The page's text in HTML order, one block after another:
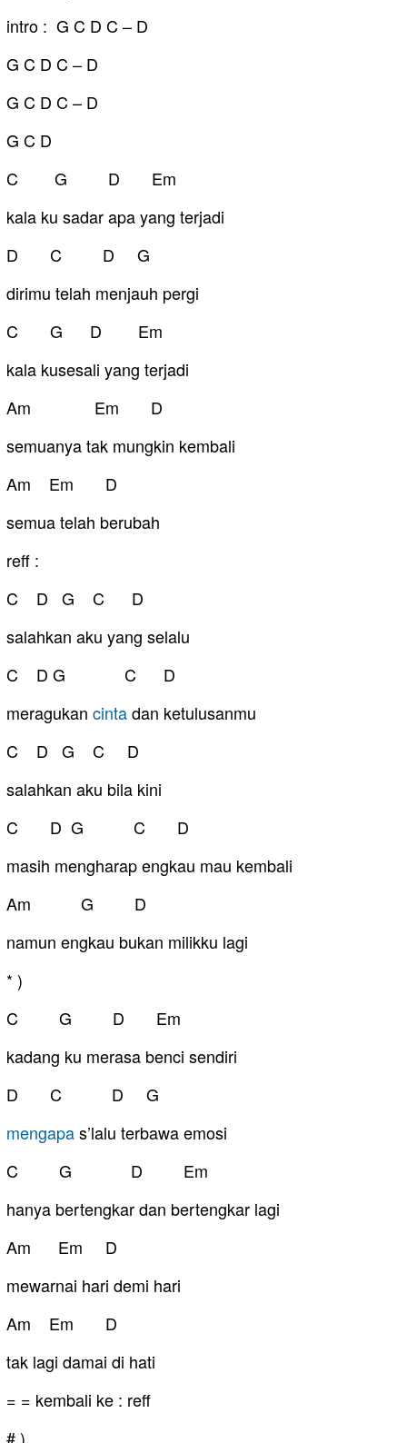
intro : G C D C – D
G C D C – D
G C D C – D
G C D
C G D Em
kala ku sadar apa yang terjadi
D C D G
dirimu telah menjauh pergi
C G D Em
kala kusesali yang terjadi
Am Em D
semuanya tak mungkin kembali
Am Em D
semua telah berubah
reff :
C D G C D
salahkan aku yang selalu
C D G C D
meragukan cintadan ketulusanmu
C D G C D
salahkan aku bila kini
C D G C D
masih mengharap engkau mau kembali
Am G D
namun engkau bukan milikku lagi
* )
C G D Em
kadang ku merasa benci sendiri
D C D G
mengapas’lalu terbawa emosi
C G D Em
hanya bertengkar dan bertengkar lagi
Am Em D
mewarnai hari demi hari
Am Em D
tak lagi damai di hati
= = kembali ke : reff
# )